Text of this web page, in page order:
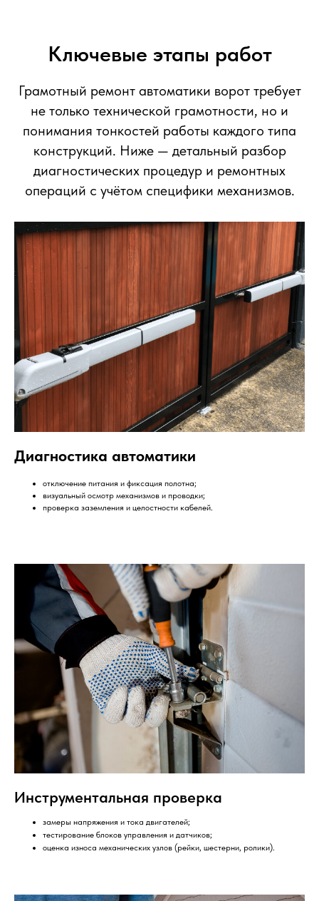
Ключевые этапы работ
Грамотный ремонт автоматики ворот требует
не только технической грамотности, но и
понимания тонкостей работы каждого типа
конструкций. Ниже — детальный разбор
диагностических процедур и ремонтных
операций с учётом специфики механизмов.
Диагностика автоматики
отключение питания и фиксация полотна;
визуальный осмотр механизмов и проводки;
проверка заземления и целостности кабелей.
Инструментальная проверка
замеры напряжения и тока двигателей;
тестирование блоков управления и датчиков;
оценка износа механических узлов (рейки, шестерни, ролики).